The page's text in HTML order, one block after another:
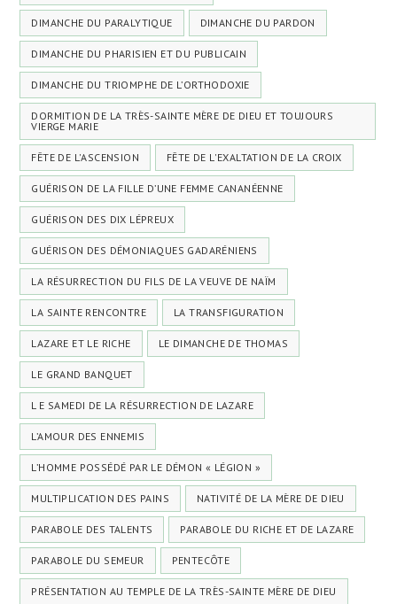
DIMANCHE DU PARALYTIQUE DIMANCHE DU PARDON
DIMANCHE DU PHARISIEN ET DU PUBLICAIN
DIMANCHE DU TRIOMPHE DE L’ORTHODOXIE
DORMITION DE LA TRÈS-SAINTE MÈRE DE DIEU ET TOUJOURS
VIERGE MARIE
FÊTE DE L'ASCENSION FÊTE DE L'EXALTATION DE LA CROIX
GUÉRISON DE LA FILLE D’UNE FEMME CANANÉENNE
GUÉRISON DES DIX LÉPREUX
GUÉRISON DES DÉMONIAQUES GADARÉNIENS
LA RÉSURRECTION DU FILS DE LA VEUVE DE NAÏM
LA SAINTE RENCONTRE LA TRANSFIGURATION
LAZARE ET LE RICHE LE DIMANCHE DE THOMAS
LE GRAND BANQUET
L E SAMEDI DE LA RÉSURRECTION DE LAZARE
L’AMOUR DES ENNEMIS
L’HOMME POSSÉDÉ PAR LE DÉMON « LÉGION »
MULTIPLICATION DES PAINS NATIVITÉ DE LA MÈRE DE DIEU
PARABOLE DES TALENTS PARABOLE DU RICHE ET DE LAZARE
PARABOLE DU SEMEUR PENTECÔTE
PRÉSENTATION AU TEMPLE DE LA TRÈS-SAINTE MÈRE DE DIEU